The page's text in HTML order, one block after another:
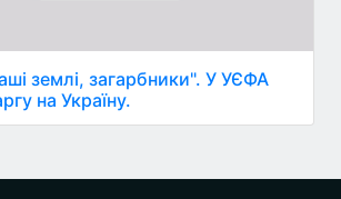
землі, загарбники". У УЄФА
на Україну.